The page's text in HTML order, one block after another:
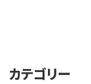
カテゴリー